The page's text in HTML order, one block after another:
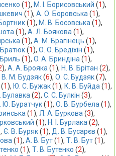
(1), М. І. Борисовський (1),
(1), А. О. Боровська (1),
(1), М. В. Босовська (1),
(1), А. Л. Боякова (1),
(1), А. М. Брагінець (1),
Братюк (1), О. О. Бредіхін (1),
(1), O. А. Бриндіна (1),
), А. А. Брояка (1), Н. В. Брітан (2),
В. М. Будзяк (6), О. С. Будзяк (7),
(1), Ю. С. Бужак (1), К. В. Буйда (1),
Булавка (2), С. С. Булкін (3),
Ю. Буратчук (1), О. В. Бурбела (1),
(1), Л. А. Буркова (3),
(1), Н. І. Бурлака (2),
Є. В. Буряк (1), Д. В. Бусарєв (1),
(1), А. В. Бут (1), Т. В. Бут (1),
(1), Т. В. Бутенко (2),